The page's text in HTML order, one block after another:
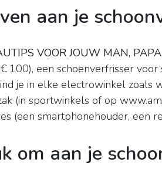
aan je
VOOR JOUW MAN,
100), een schoenverfrisser voor
je in elke electrowinkel zoals
(in sportwinkels of op
(een smartphonehouder, een
om aan je